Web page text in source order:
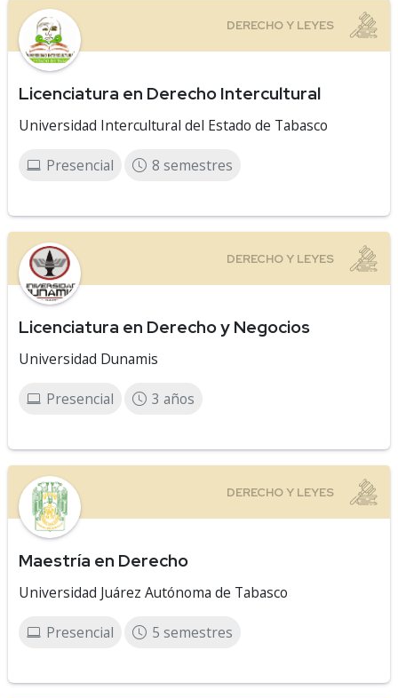
Licenciatura en Derecho Intercultural
Universidad Intercultural del Estado de Tabasco
Presencial 8 semestres
Licenciatura en Derecho y Negocios
Universidad Dunamis
Presencial 3 años
Maestría en Derecho
Universidad Juárez Autónoma de Tabasco
Presencial 5 semestres